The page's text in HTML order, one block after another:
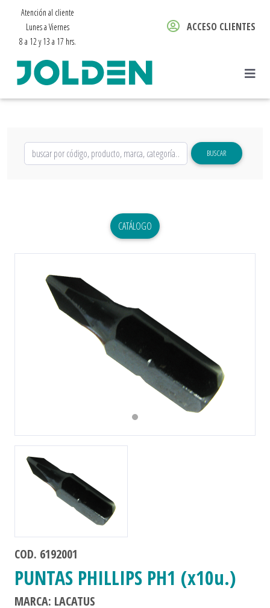
Atención al cliente
Lunes a Viernes
8 a 12 y 13 a 17 hrs.
ACCESO CLIENTES
BUSCAR
CATÁLOGO
COD. 6192001
PUNTAS PHILLIPS PH1 (x10u.)
MARCA: LACATUS